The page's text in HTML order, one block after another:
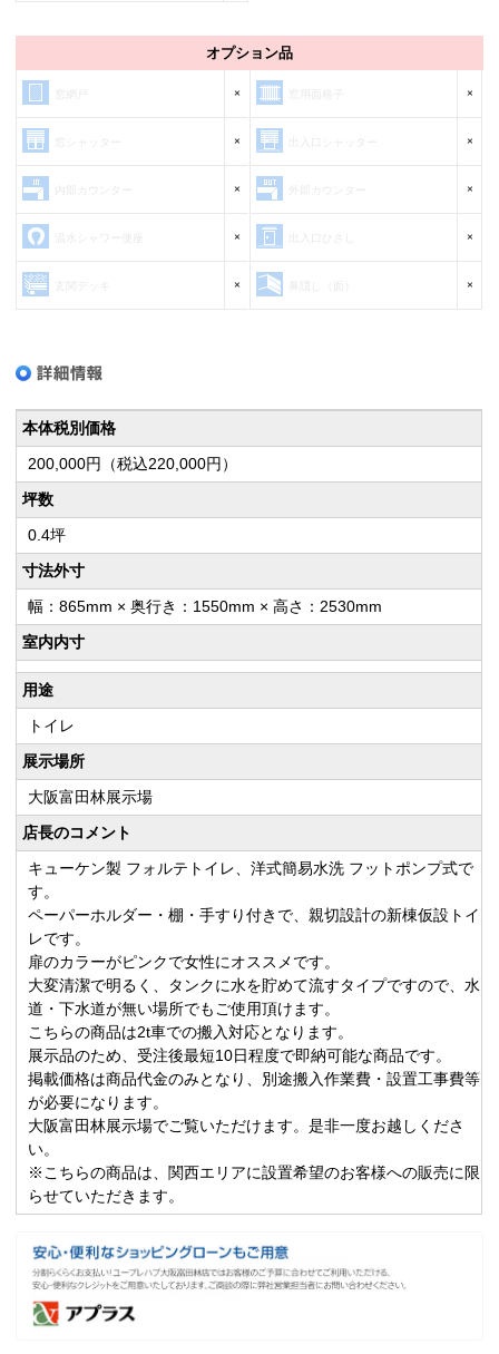
オプション品
× ×
× ×
× ×
× ×
× ×
本体税別価格
200,000円（税込220,000円）
坪数
0.4坪
寸法外寸
幅：865mm × 奥行き：1550mm × 高さ：2530mm
室内内寸
用途
トイレ
展示場所
大阪富田林展示場
店長のコメント
キューケン製 フォルテトイレ、洋式簡易水洗 フットポンプ式で
す。
ペーパーホルダー・棚・手すり付きで、親切設計の新棟仮設トイ
レです。
扉のカラーがピンクで女性にオススメです。
大変清潔で明るく、タンクに水を貯めて流すタイプですので、水
道・下水道が無い場所でもご使用頂けます。
こちらの商品は2t車での搬入対応となります。
展示品のため、受注後最短10日程度で即納可能な商品です。
掲載価格は商品代金のみとなり、別途搬入作業費・設置工事費等
が必要になります。
大阪富田林展示場でご覧いただけます。是非一度お越しくださ
い。
※こちらの商品は、関西エリアに設置希望のお客様への販売に限
らせていただきます。